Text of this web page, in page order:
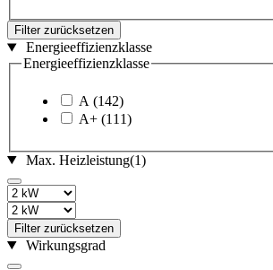
Filter zurücksetzen
Energieeffizienzklasse
Energieeffizienzklasse
A (142)
A+ (111)
Max. Heizleistung(1)
Filter zurücksetzen
Wirkungsgrad